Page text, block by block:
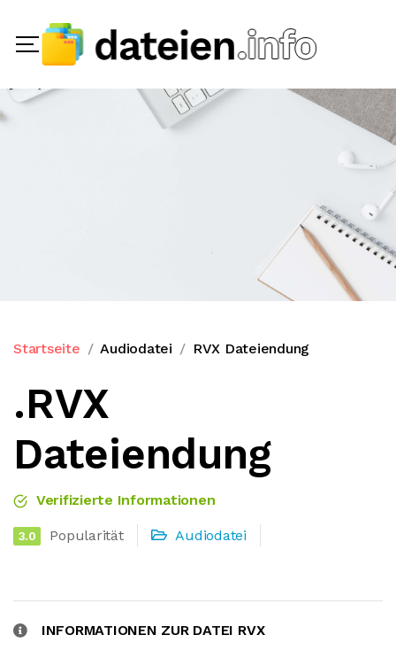
Startseite Audiodatei RVX Dateiendung
.RVX
Dateiendung
Verifizierte Informationen
3.0 Popularität Audiodatei
INFORMATIONEN ZUR DATEI RVX